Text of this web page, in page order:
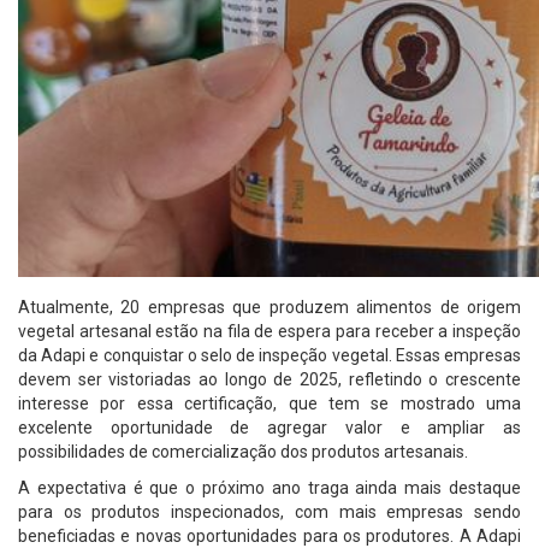
Atualmente, 20 empresas que produzem alimentos de origem
vegetal artesanal estão na fila de espera para receber a inspeção
da Adapi e conquistar o selo de inspeção vegetal. Essas empresas
devem ser vistoriadas ao longo de 2025, refletindo o crescente
interesse por essa certificação, que tem se mostrado uma
excelente oportunidade de agregar valor e ampliar as
possibilidades de comercialização dos produtos artesanais.
A expectativa é que o próximo ano traga ainda mais destaque
para os produtos inspecionados, com mais empresas sendo
beneficiadas e novas oportunidades para os produtores. A Adapi